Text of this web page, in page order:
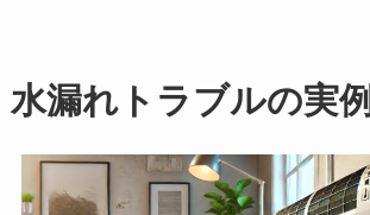
水漏れトラブルの実例